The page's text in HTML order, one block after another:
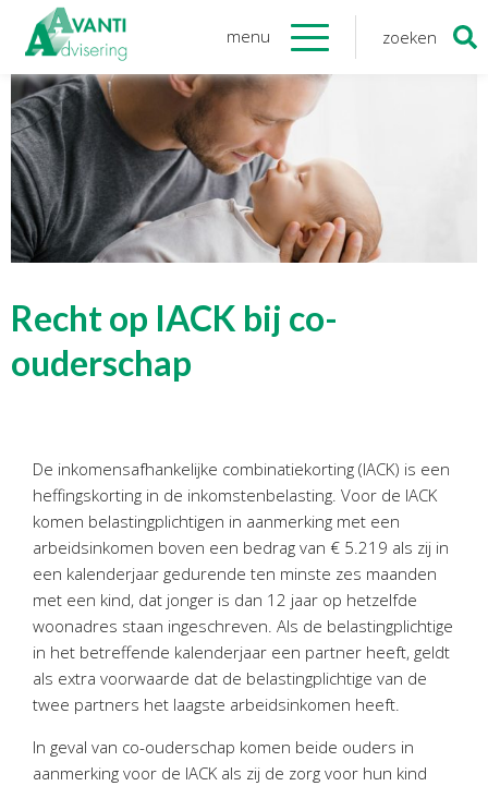
menu zoeken
Organisatie
Onze medewerkers
NOAB gecertificeerd
Algemene verordening
gegevensbescherming
Sponsoring
Onze diensten
Tijdelijk financieel personeel
Personeel & Organisatie
Bedrijfseconomisch advies
Belastingadvies Purmerend
Online boekhouden
Nieuws&informatie
Nieuwsbrief
Nieuwsoverzicht
Handige links
Zoeken
naar:
Recht op IACK bij co-
ouderschap
De inkomensafhankelijke combinatiekorting (IACK) is een
heffingskorting in de inkomstenbelasting. Voor de IACK
komen belastingplichtigen in aanmerking met een
arbeidsinkomen boven een bedrag van € 5.219 als zij in
een kalenderjaar gedurende ten minste zes maanden
met een kind, dat jonger is dan 12 jaar op hetzelfde
woonadres staan ingeschreven. Als de belastingplichtige
in het betreffende kalenderjaar een partner heeft, geldt
als extra voorwaarde dat de belastingplichtige van de
twee partners het laagste arbeidsinkomen heeft.
In geval van co-ouderschap komen beide ouders in
aanmerking voor de IACK als zij de zorg voor hun kind